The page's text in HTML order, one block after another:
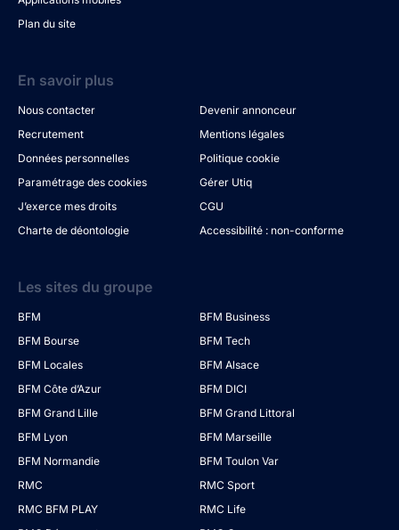
Plan du site
En savoir plus
Nous contacter
Devenir annonceur
Recrutement
Mentions légales
Données personnelles
Politique cookie
Paramétrage des cookies
Gérer Utiq
J’exerce mes droits
CGU
Charte de déontologie
Accessibilité : non-conforme
Les sites du groupe
BFM
BFM Business
BFM Bourse
BFM Tech
BFM Locales
BFM Alsace
BFM Côte d’Azur
BFM DICI
BFM Grand Lille
BFM Grand Littoral
BFM Lyon
BFM Marseille
BFM Normandie
BFM Toulon Var
RMC
RMC Sport
RMC BFM PLAY
RMC Life